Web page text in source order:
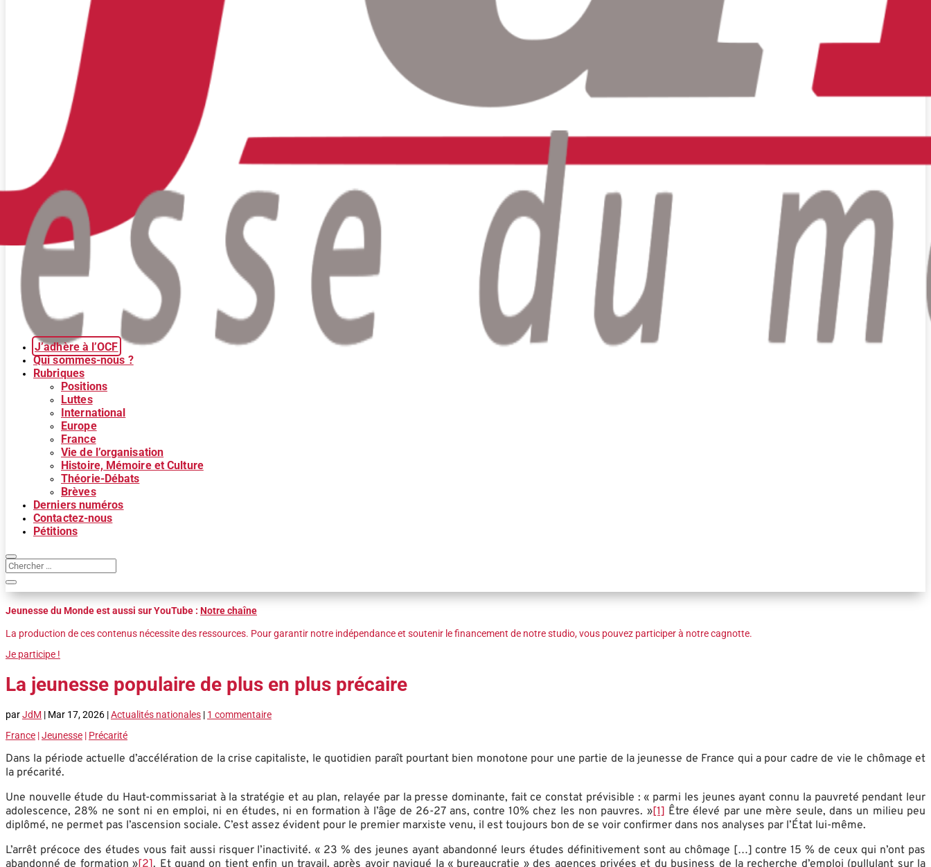
J’adhère à l’OCF
Qui sommes-nous ?
Rubriques
Positions
Luttes
International
Europe
France
Vie de l’organisation
Histoire, Mémoire et Culture
Théorie-Débats
Brèves
Derniers numéros
Contactez-nous
Pétitions
Jeunesse du Monde est aussi sur YouTube : Notre chaîne
La production de ces contenus nécessite des ressources. Pour garantir notre indépendance et soutenir le financement de notre studio, vous pouvez participer à notre cagnotte.
Je participe !
La jeunesse populaire de plus en plus précaire
parJdM | Mar 17, 2026 |Actualités nationales | 1 commentaire
France |Jeunesse | Précarité
Dans la période actuelle d’accélération de la crise capitaliste, le quotidien paraît pourtant bien monotone pour une partie de la jeunesse de France qui a pour cadre de vie le chômage et
la précarité.
Une nouvelle étude du Haut-commissariat à la stratégie et au plan, relayée par la presse dominante, fait ce constat prévisible : « parmi les jeunes ayant connu la pauvreté pendant leur
adolescence, 28% ne sont ni en emploi, ni en études, ni en formation à l’âge de 26-27 ans, contre 10% chez les non pauvres. »[1] Être élevé par une mère seule, dans un milieu peu
diplômé, ne permet pas l’ascension sociale. C’est assez évident pour le premier marxiste venu, il est toujours bon de se voir confirmer dans nos analyses par l’État lui-même.
L’arrêt précoce des études vous fait aussi risquer l’inactivité. « 23 % des jeunes ayant abandonné leurs études définitivement sont au chômage […] contre 15 % de ceux qui n’ont pas
abandonné de formation »[2]. Et quand on tient enfin un travail, après avoir navigué la « bureaucratie » des agences privées et du business de la recherche d’emploi (pullulant sur la